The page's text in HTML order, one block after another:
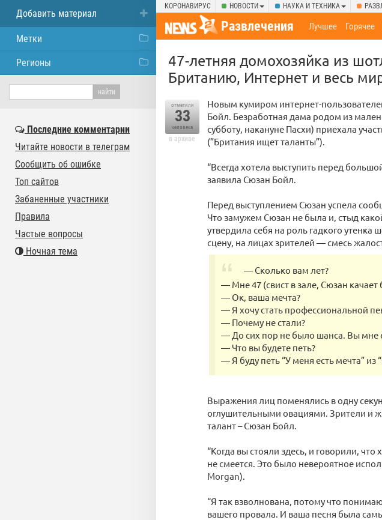
КОРОНАВИРУС НОВОСТИ НАУКА И ТЕХНИКА
Развлечения Лучшее Горячее
47-летняя домохозяйка из
Британию, Интернет и весь
отметили
33
человека
в архиве
Новым кумиром интернет-
Бойл. Безработная дама родом из
субботу, накануне Пасхи) приехала
(”Британия ищет таланты”).
“Всегда хотела выступить перед
заявила Сюзан Бойл.
Перед выступлением Сюзан успела
Что замужем Сюзан не была и, стыд
утвердила себя на роль гадкого
сцену, на лицах зрителей — смесь
— Сколько вам лет?
— Мне 47 (свист в зале, Сюзан
— Ок, ваша мечта?
— Я хочу стать профессиональной
— Почему не стали?
— До сих пор не было шанса. Вы мне
— Что вы будете петь?
— Я буду петь “У меня есть мечта” из
Выражения лиц поменялись в одну
оглушительными овациями. Зрители и
талант – Сюзан Бойл.
“Когда вы стояли здесь, и говорили,
не смеется. Это было невероятное
Morgan).
“Я так взволнована, потому что
вашего провала. И ваша песня была
Добавить материал
Метки
Регионы
Последние комментарии
Читайте новости в телеграм
Сообщить об ошибке
Топ сайтов
Забаненные участники
Правила
Частые вопросы
Ночная тема